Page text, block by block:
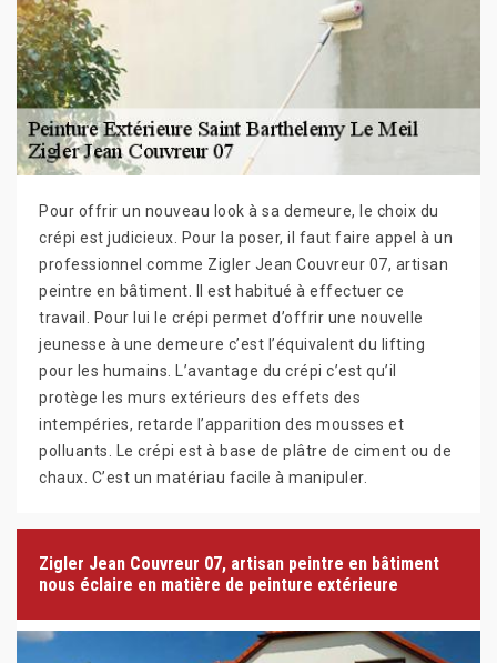
Pour offrir un nouveau look à sa demeure, le choix du
crépi est judicieux. Pour la poser, il faut faire appel à un
professionnel comme Zigler Jean Couvreur 07, artisan
peintre en bâtiment. Il est habitué à effectuer ce
travail. Pour lui le crépi permet d’offrir une nouvelle
jeunesse à une demeure c’est l’équivalent du lifting
pour les humains. L’avantage du crépi c’est qu’il
protège les murs extérieurs des effets des
intempéries, retarde l’apparition des mousses et
polluants. Le crépi est à base de plâtre de ciment ou de
chaux. C’est un matériau facile à manipuler.
Zigler Jean Couvreur 07, artisan peintre en bâtiment
nous éclaire en matière de peinture extérieure